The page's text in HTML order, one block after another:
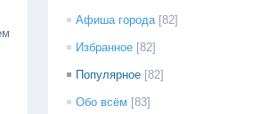
Афиша города [82]
Избранное [82]
Популярное [82]
Обо всём [83]